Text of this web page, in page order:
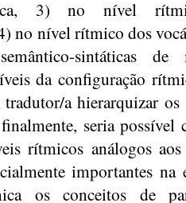
3) no nível
no nível rítmico dos
sintáticas
da configuração
tradutor/a hierarquizar
seria
rítmicos análogos
importantes
os conceitos de